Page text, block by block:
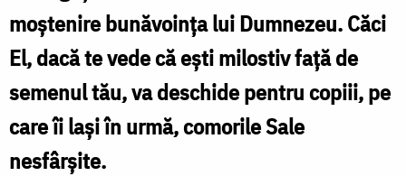
Dumnezeu
/
Foto:
Oana
Nechifor
moştenire bunăvoinţa lui Dumnezeu. Căci
El, dacă te vede că eşti milostiv faţă de
semenul tău, va deschide pentru copiii, pe
care îi laşi în urmă, comorile Sale
nesfârşite.